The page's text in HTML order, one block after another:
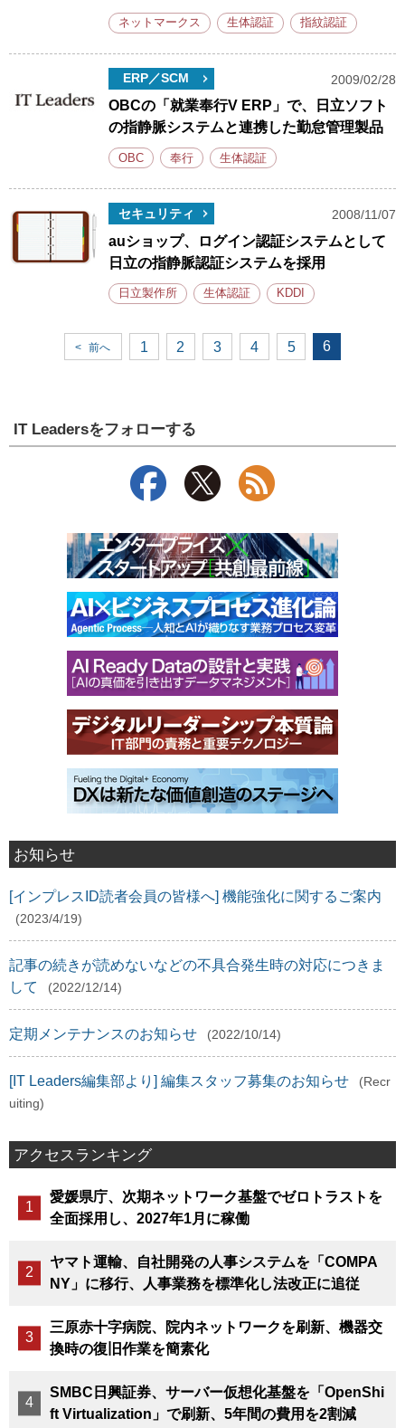
ネットマークス 生体認証 指紋認証
ERP／SCM 2009/02/28
OBCの「就業奉行V ERP」で、日立ソフト
の指静脈システムと連携した勤怠管理製品
OBC 奉行 生体認証
セキュリティ 2008/11/07
auショップ、ログイン認証システムとして
日立の指静脈認証システムを採用
日立製作所 生体認証 KDDI
< 前へ 1 2 3 4 5 6
IT Leadersをフォローする
お知らせ
[インプレスID読者会員の皆様へ] 機能強化に関するご案内
(2023/4/19)
記事の続きが読めないなどの不具合発生時の対応につきま
して
(2022/12/14)
定期メンテナンスのお知らせ (2022/10/14)
[IT Leaders編集部より] 編集スタッフ募集のお知らせ
(Recr
uiting)
アクセスランキング
愛媛県庁、次期ネットワーク基盤でゼロトラストを
全面採用し、2027年1月に稼働
ヤマト運輸、自社開発の人事システムを「COMPA
NY」に移行、人事業務を標準化し法改正に追従
三原赤十字病院、院内ネットワークを刷新、機器交
換時の復旧作業を簡素化
SMBC日興証券、サーバー仮想化基盤を「OpenShi
ft Virtualization」で刷新、5年間の費用を2割減